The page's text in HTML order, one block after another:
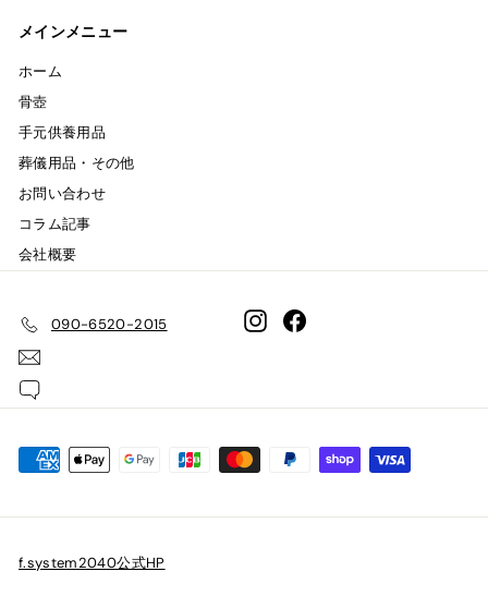
メインメニュー
ホーム
骨壺
手元供養用品
葬儀用品・その他
お問い合わせ
コラム記事
会社概要
090-6520-2015 InstagramFacebook
f.system2040公式HP